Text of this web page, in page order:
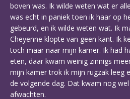
boven was. Ik wilde weten wat er
was echt in paniek toen ik haar op
gebeurd, en ik wilde weten wat. Ik
Cheyenne klopte van geen kant. Ik
toch maar naar mijn kamer. Ik had
eten, daar kwam weinig zinnigs
mijn kamer trok ik mijn rugzak leeg
de volgende dag. Dat kwam nog
afwachten.